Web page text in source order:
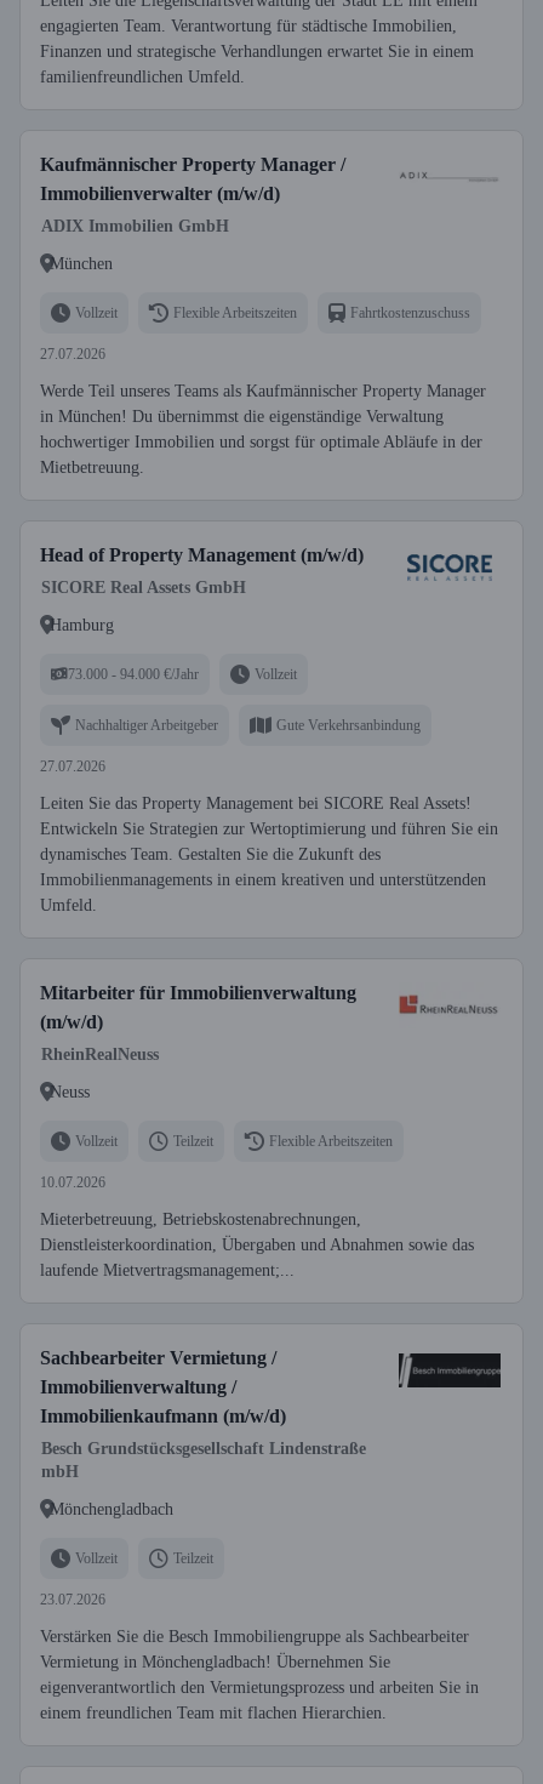
engagierten Team. Verantwortung für städtische Immobilien,
Finanzen und strategische Verhandlungen erwartet Sie in einem
familienfreundlichen Umfeld.
Kaufmännischer Property Manager /
Immobilienverwalter (m/w/d)
ADIX Immobilien GmbH
München
Vollzeit Flexible Arbeitszeiten Fahrtkostenzuschuss
27.07.2026
Werde Teil unseres Teams als Kaufmännischer Property Manager
in München! Du übernimmst die eigenständige Verwaltung
hochwertiger Immobilien und sorgst für optimale Abläufe in der
Mietbetreuung.
Head of Property Management (m/w/d)
SICORE Real Assets GmbH
Hamburg
73.000 - 94.000 €/Jahr Vollzeit
Nachhaltiger Arbeitgeber Gute Verkehrsanbindung
27.07.2026
Leiten Sie das Property Management bei SICORE Real Assets!
Entwickeln Sie Strategien zur Wertoptimierung und führen Sie ein
dynamisches Team. Gestalten Sie die Zukunft des
Immobilienmanagements in einem kreativen und unterstützenden
Umfeld.
Mitarbeiter für Immobilienverwaltung
(m/w/d)
RheinRealNeuss
Neuss
Vollzeit Teilzeit Flexible Arbeitszeiten
10.07.2026
Mieterbetreuung, Betriebskostenabrechnungen,
Dienstleisterkoordination, Übergaben und Abnahmen sowie das
laufende Mietvertragsmanagement;...
Sachbearbeiter Vermietung /
Immobilienverwaltung /
Immobilienkaufmann (m/w/d)
Besch Grundstücksgesellschaft Lindenstraße
mbH
Mönchengladbach
Vollzeit Teilzeit
23.07.2026
Verstärken Sie die Besch Immobiliengruppe als Sachbearbeiter
Vermietung in Mönchengladbach! Übernehmen Sie
eigenverantwortlich den Vermietungsprozess und arbeiten Sie in
einem freundlichen Team mit flachen Hierarchien.